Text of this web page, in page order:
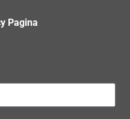
Pagina